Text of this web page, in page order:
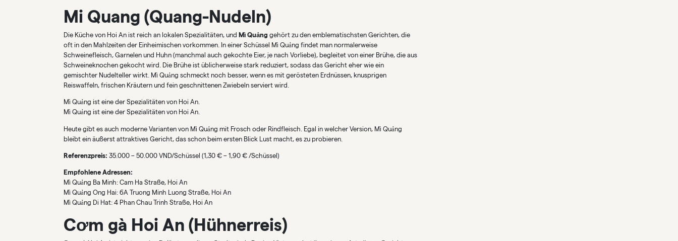
Mi Quang (Quang-Nudeln)
Die Küche von Hoi An ist reich an lokalen Spezialitäten, und Mì Quảng gehört zu den emblematischsten Gerichten, die
oft in den Mahlzeiten der Einheimischen vorkommen. In einer Schüssel Mì Quảng findet man normalerweise
Schweinefleisch, Garnelen und Huhn (manchmal auch gekochte Eier, je nach Vorliebe), begleitet von einer Brühe, die aus
Schweineknochen gekocht wird. Die Brühe ist üblicherweise stark reduziert, sodass das Gericht eher wie ein
gemischter Nudelteller wirkt. Mì Quảng schmeckt noch besser, wenn es mit gerösteten Erdnüssen, knusprigen
Reiswaffeln, frischen Kräutern und fein geschnittenen Zwiebeln serviert wird.
Mì Quảng ist eine der Spezialitäten von Hoi An.
Mì Quảng ist eine der Spezialitäten von Hoi An.
Heute gibt es auch moderne Varianten von Mì Quảng mit Frosch oder Rindfleisch. Egal in welcher Version, Mì Quảng
bleibt ein äußerst attraktives Gericht, das schon beim ersten Blick Lust macht, es zu probieren.
Referenzpreis: 35.000 – 50.000 VND/Schüssel (1,30 € – 1,90 € /Schüssel)
Empfohlene Adressen:
Mì Quảng Ba Minh: Cam Ha Straße, Hoi An
Mì Quảng Ong Hai: 6A Truong Minh Luong Straße, Hoi An
Mì Quảng Di Hat: 4 Phan Chau Trinh Straße, Hoi An
Cơm gà Hoi An (Hühnerreis)